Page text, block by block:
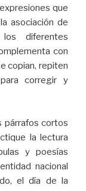
que
asociación de
diferentes
con
copian, repiten
corregir y
párrafos cortos
la lectura
y poesías
nacional
el día de la